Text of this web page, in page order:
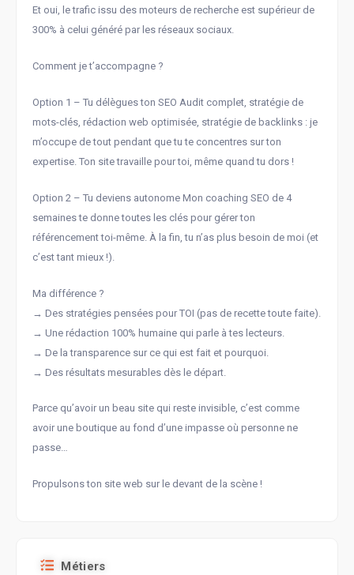
Et oui, le trafic issu des moteurs de recherche est supérieur de
300% à celui généré par les réseaux sociaux.
Comment je t’accompagne ?
Option 1 – Tu délègues ton SEO Audit complet, stratégie de
mots-clés, rédaction web optimisée, stratégie de backlinks : je
m’occupe de tout pendant que tu te concentres sur ton
expertise. Ton site travaille pour toi, même quand tu dors !
Option 2 – Tu deviens autonome Mon coaching SEO de 4
semaines te donne toutes les clés pour gérer ton
référencement toi-même. À la fin, tu n’as plus besoin de moi (et
c’est tant mieux !).
Ma différence ?
→ Des stratégies pensées pour TOI (pas de recette toute faite).
→ Une rédaction 100% humaine qui parle à tes lecteurs.
→ De la transparence sur ce qui est fait et pourquoi.
→ Des résultats mesurables dès le départ.
Parce qu’avoir un beau site qui reste invisible, c’est comme
avoir une boutique au fond d’une impasse où personne ne
passe…
Propulsons ton site web sur le devant de la scène !
Métiers